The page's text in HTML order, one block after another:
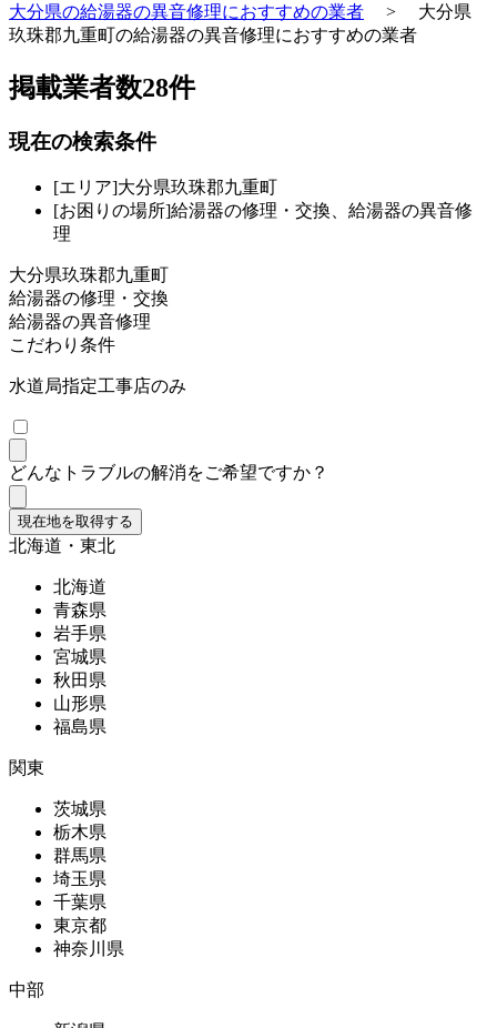
大分県の給湯器の異音修理におすすめの業者 > 大分県
玖珠郡九重町の給湯器の異音修理におすすめの業者
掲載業者数28件
現在の検索条件
[エリア]大分県玖珠郡九重町
[お困りの場所]給湯器の修理・交換、給湯器の異音修
理
大分県玖珠郡九重町
給湯器の修理・交換
給湯器の異音修理
こだわり条件
水道局指定工事店のみ
どんなトラブルの解消をご希望ですか？
現在地を取得する
北海道・東北
北海道
青森県
岩手県
宮城県
秋田県
山形県
福島県
関東
茨城県
栃木県
群馬県
埼玉県
千葉県
東京都
神奈川県
中部